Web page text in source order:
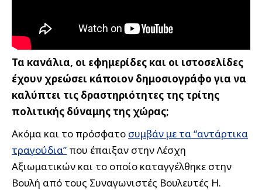
Τα κανάλια, οι εφημερίδες και οι ιστοσελίδες
έχουν χρεώσει κάποιον δημοσιογράφο για να
καλύπτει τις δραστηριότητες της τρίτης
πολιτικής δύναμης της χώρας;
Ακόμα και το πρόσφατο συμβάν με τα “αντάρτικα
τραγούδια” που έπαιξαν στην Λέσχη
Αξιωματικών και το οποίο καταγγέλθηκε στην
Βουλή από τους Συναγωνιστές Βουλευτές Η.